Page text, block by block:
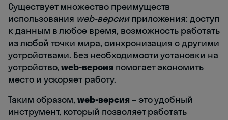
Существует множество преимуществ
использования web-версииприложения: доступ
к данным в любое время, возможность работать
из любой точки мира, синхронизация с другими
устройствами. Без необходимости установки на
устройство,web-версия помогает экономить
место и ускоряет работу.
Таким образом,web-версия – это удобный
инструмент, который позволяет работать